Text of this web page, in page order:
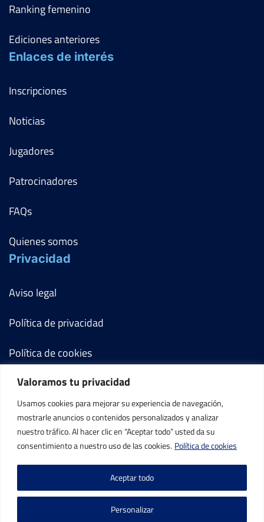
Valoramos tu privacidad
Usamos cookies para mejorar su experiencia de navegación,
mostrarle anuncios o contenidos personalizados y analizar
nuestro tráfico. Al hacer clic en “Aceptar todo” usted da su
consentimiento a nuestro uso de las cookies. Política de cookies
Personalizar
Aceptar todo
Ranking femenino
Ediciones anteriores
Enlaces de interés
Inscripciones
Noticias
Jugadores
Patrocinadores
FAQs
Quienes somos
Privacidad
Aviso legal
Política de privacidad
Política de cookies
Términos y condiciones
Mi cuenta
Contacto